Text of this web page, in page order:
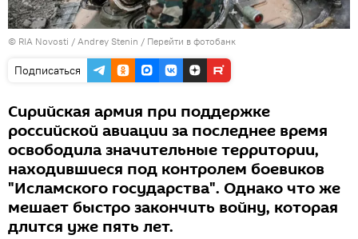
© RIA Novosti / Andrey Stenin / Перейти в фотобанк
Подписаться
Сирийская армия при поддержке
российской авиации за последнее время
освободила значительные территории,
находившиеся под контролем боевиков
"Исламского государства". Однако что же
мешает быстро закончить войну, которая
длится уже пять лет.